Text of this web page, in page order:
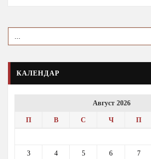
Search
for:
КАЛЕНДАР
Август 2026
П В С Ч П
3 4 5 6 7